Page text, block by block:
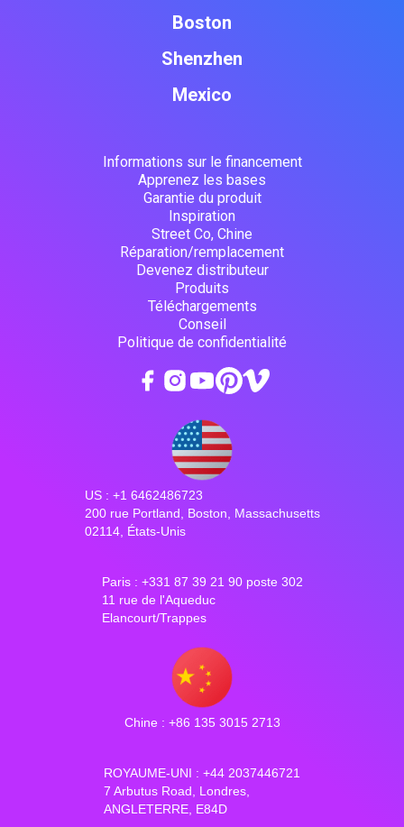
Boston
Shenzhen
Mexico
Informations sur le financement
Apprenez les bases
Garantie du produit
Inspiration
Street Co, Chine
Réparation/remplacement
Devenez distributeur
Produits
Téléchargements
Conseil
Politique de confidentialité
US : +1 6462486723
200 rue Portland, Boston, Massachusetts
02114, États-Unis
Paris : +331 87 39 21 90 poste 302
11 rue de l'Aqueduc
Elancourt/Trappes
Chine : +86 135 3015 2713
ROYAUME-UNI : +44 2037446721
7 Arbutus Road, Londres,
ANGLETERRE, E84D